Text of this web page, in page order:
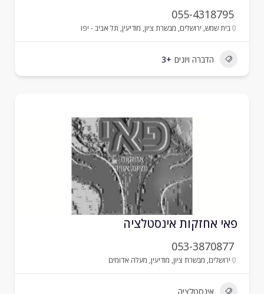
055-4318795
בית שמש,ירושלים,מבשרת ציון,מודיעין,תל אביב - יפו
הדברה ויונים +3
אחזקות אינסטלציה
053-3870877
,מבשרת ציון,מודיעין,מעלה אדומים
אינסטלציה